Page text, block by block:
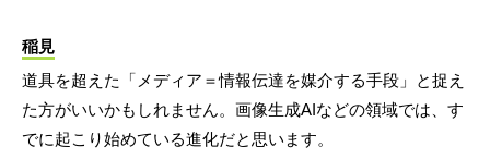
稲見
道具を超えた「メディア＝情報伝達を媒介する手段」と捉え
た方がいいかもしれません。画像生成AIなどの領域では、す
でに起こり始めている進化だと思います。